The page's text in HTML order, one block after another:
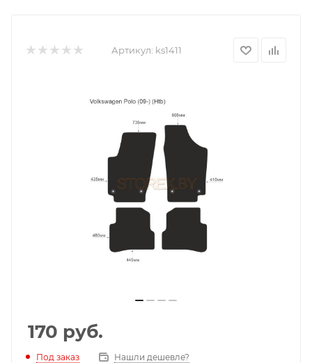
Артикул: ks1411
170 руб.
Под заказ Нашли дешевле?